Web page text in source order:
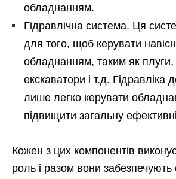
обладнанням.
Гідравлічна система. Ця
для того, щоб керувати
обладнанням, таким як плуги,
екскаватори і т.д. Гідравліка
лише легко керувати
підвищити загальну
Кожен з цих компонентів
роль і разом вони забезпечують